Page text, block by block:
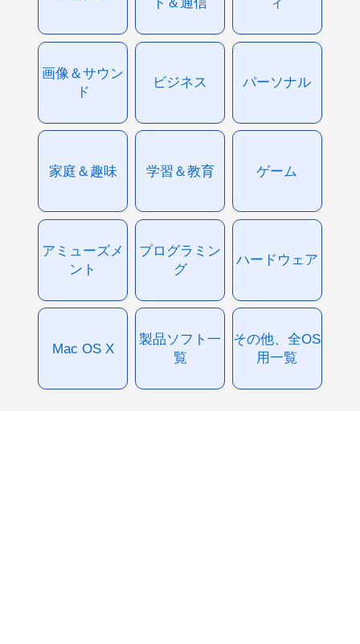
画像＆サウン
ド
ビジネス パーソナル
家庭＆趣味 学習＆教育 ゲーム
アミューズメ
ント
プログラミン
グ
ハードウェア
Mac OS X
製品ソフト一
覧
その他、全OS
用一覧